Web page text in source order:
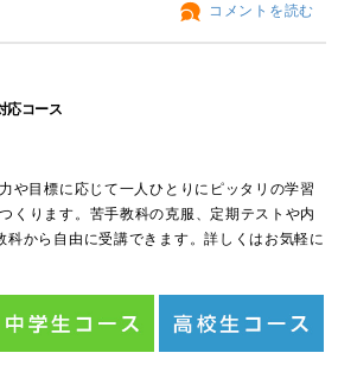
コメントを読む
応コース
や目標に応じて一人ひとりにピッタリの学習
くります。苦手教科の克服、定期テストや内
科から自由に受講できます。詳しくはお気軽に